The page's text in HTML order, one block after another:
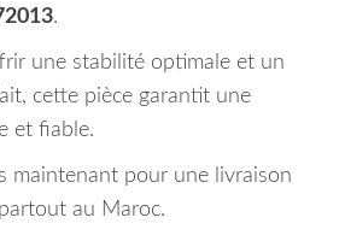
.
une stabilité optimale et un
cette pièce garantit une
et fiable.
maintenant pour une livraison
au Maroc.